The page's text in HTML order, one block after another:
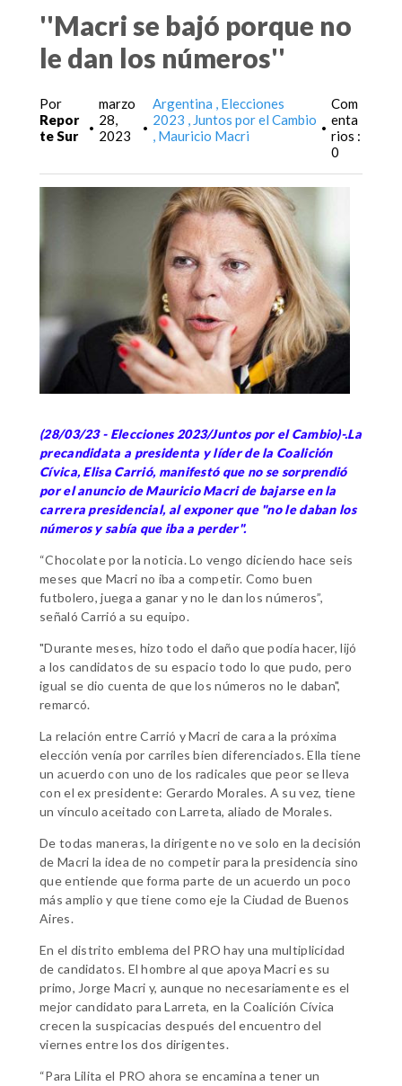
''Macri se bajó porque no
le dan los números''
Por
Repor
te Sur
•
marzo
28,
2023
•
Argentina
Elecciones
2023
Juntos por el Cambio
Mauricio Macri
•
Com
enta
rios :
0
(28/03/23 - Elecciones 2023/Juntos por el Cambio)-.La
precandidata a presidenta y líder de la Coalición
Cívica, Elisa Carrió, manifestó que no se sorprendió
por el anuncio de Mauricio Macri de bajarse en la
carrera presidencial, al exponer que "no le daban los
números y sabía que iba a perder".
“Chocolate por la noticia. Lo vengo diciendo hace seis
meses que Macri no iba a competir. Como buen
futbolero, juega a ganar y no le dan los números”,
señaló Carrió a su equipo.
"Durante meses, hizo todo el daño que podía hacer, lijó
a los candidatos de su espacio todo lo que pudo, pero
igual se dio cuenta de que los números no le daban",
remarcó.
La relación entre Carrió y Macri de cara a la próxima
elección venía por carriles bien diferenciados. Ella tiene
un acuerdo con uno de los radicales que peor se lleva
con el ex presidente: Gerardo Morales. A su vez, tiene
un vínculo aceitado con Larreta, aliado de Morales.
De todas maneras, la dirigente no ve solo en la decisión
de Macri la idea de no competir para la presidencia sino
que entiende que forma parte de un acuerdo un poco
más amplio y que tiene como eje la Ciudad de Buenos
Aires.
En el distrito emblema del PRO hay una multiplicidad
de candidatos. El hombre al que apoya Macri es su
primo, Jorge Macri y, aunque no necesariamente es el
mejor candidato para Larreta, en la Coalición Cívica
crecen la suspicacias después del encuentro del
viernes entre los dos dirigentes.
“Para Lilita el PRO ahora se encamina a tener un